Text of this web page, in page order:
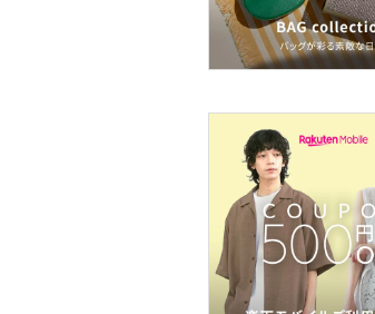
ア
ヘアケア
フレグランス
メイク道具・美容器具
コフレ・キット・セット
インテリア・生活雑貨